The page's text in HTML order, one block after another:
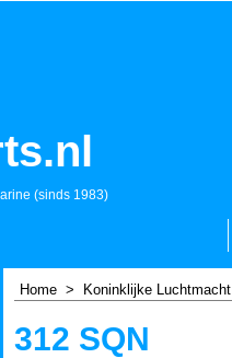
(sinds 1983)
Home > Koninklijke Luchtmacht
312 SQN